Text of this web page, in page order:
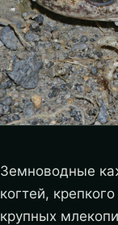
Земноводные
когтей,
крупных